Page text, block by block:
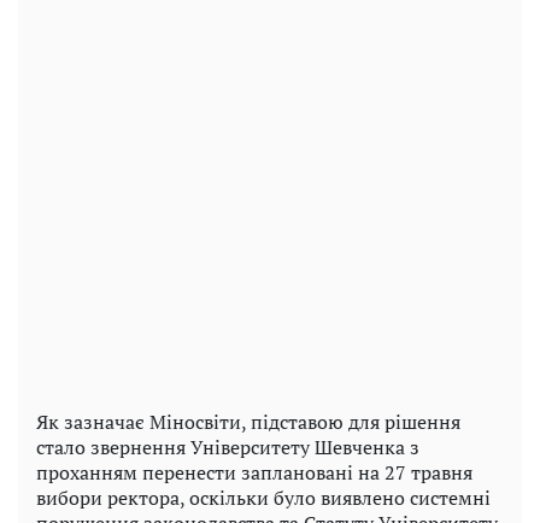
Як зазначає Міносвіти, підставою для рішення
стало звернення Університету Шевченка з
проханням перенести заплановані на 27 травня
вибори ректора, оскільки було виявлено системні